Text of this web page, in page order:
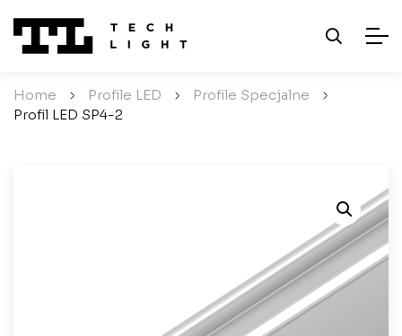
Home / Profile LED / Profile Specjalne
/
Profil LED SP4-2